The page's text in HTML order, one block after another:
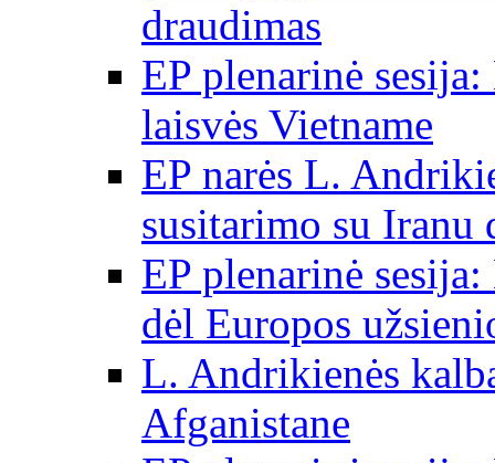
draudimas
EP plenarinė
laisvės Vietname
EP narės L.
susitarimo su Iranu
EP plenarinė
dėl Europos
L. Andrikienės
Afganistane